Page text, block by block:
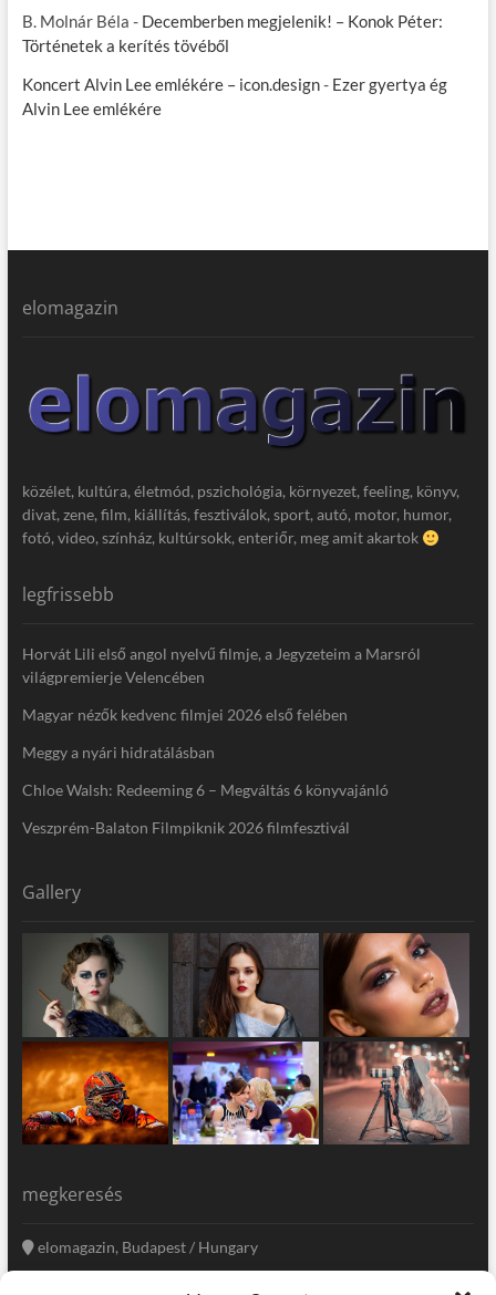
B. Molnár Béla - Decemberben megjelenik! – Konok Péter:
Történetek a kerítés tövéből
Koncert Alvin Lee emlékére – icon.design- Ezer gyertya ég
Alvin Lee emlékére
elomagazin
közélet, kultúra, életmód, pszichológia, környezet, feeling, könyv,
divat, zene, film, kiállítás, fesztiválok, sport, autó, motor, humor,
fotó, video, színház, kultúrsokk, enteriőr, meg amit akartok
legfrissebb
Horvát Lili első angol nyelvű filmje, a Jegyzeteim a Marsról
világpremierje Velencében
Magyar nézők kedvenc filmjei 2026 első felében
Meggy a nyári hidratálásban
Chloe Walsh: Redeeming 6 – Megváltás 6 könyvajánló
Veszprém-Balaton Filmpiknik 2026 filmfesztivál
Gallery
megkeresés
elomagazin, Budapest / Hungary